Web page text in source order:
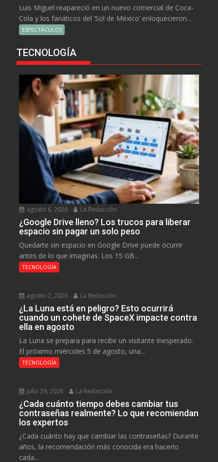
Luis Miguel reapareció en un nuevo comercial de Coca-
Cola y los fanáticos del ‘Sol de México’ enloquecieron...
ESPECTÁCULOS
TECNOLOGÍA
agosto 6, 2026 La Redacción
¿Google Drive lleno? Los trucos para liberar
espacio sin pagar un solo peso
Quedarte sin espacio en Google Drive puede ocurrir
antes de lo que imaginas. Los 15 GB...
TECNOLOGÍA
agosto 2, 2026 La Redacción
¿La Luna está en peligro? Esto ocurrirá
cuando un cohete de SpaceX impacte contra
ella en agosto
La Luna se prepara para recibir un visitante inesperado.
El próximo miércoles 5 de agosto, una...
TECNOLOGÍA
julio 29, 2026 La Redacción
¿Cada cuánto tiempo debes cambiar tus
contraseñas realmente? Lo que recomiendan
los expertos
¿Cada cuánto hay que cambiar las contraseñas? Durante
años, la recomendación más conocida era hacerlo
cada...